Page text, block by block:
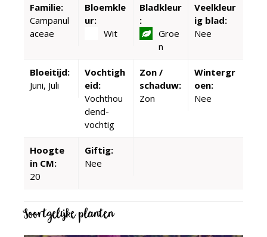
Familie:
Campanul
aceae
Bloemkle
ur:
Wit
Bladkleur
:
Groe
n
Veelkleur
ig blad:
Nee
Bloeitijd:
Juni, Juli
Vochtigh
eid:
Vochthou
dend-
vochtig
Zon /
schaduw:
Zon
Wintergr
oen:
Nee
Hoogte
in CM:
20
Giftig:
Nee
Soortgelijke planten